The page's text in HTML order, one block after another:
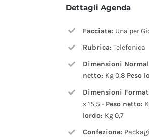
Dettagli Agenda
Facciate: Una per
Rubrica: Telefonica
Dimensioni
netto: Kg 0,8 Peso
Dimensioni
x 15,5 - Peso netto:
lordo: Kg 0,7
Confezione: